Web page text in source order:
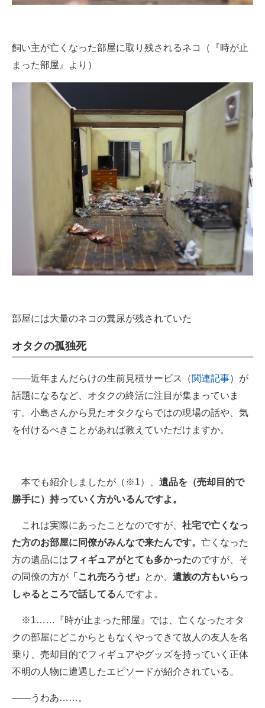
飼い主が亡くなった部屋に取り残されるネコ（『時が止
まった部屋』より）
部屋には大量のネコの糞尿が残されていた
オタクの孤独死
――近年まんだらけの生前見積サービス（関連記事）が
話題になるなど、オタクの終活に注目が集まっていま
す。小島さんから見たオタクならではの現場の話や、気
を付けるべきことがあれば教えていただけますか。
本でも紹介しましたが（※1）、 遺品を（売却目的で
勝手に）持っていく方がいるんですよ。
これは実際にあったことなのですが、 社宅で亡くなっ
た方のお部屋に同僚がみんなで来たんです。 亡くなった
方の遺品にはフィギュアがとても多かったのですが、そ
の同僚の方が 「これ売ろうぜ」 とか、 遺族の方もいらっ
しゃるところで話してるんですよ。
※1……『時が止まった部屋』では、亡くなったオタ
クの部屋にどこからともなくやってきて故人の友人を名
乗り、売却目的でフィギュアやグッズを持っていく正体
不明の人物に遭遇したエピソードが紹介されている。
――うわあ……。